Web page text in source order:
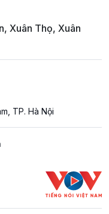
Xuân Thọ, Xuân
TP. Hà Nội